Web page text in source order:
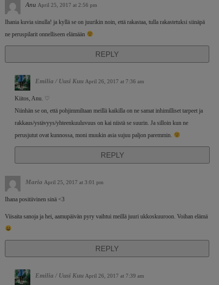
Anu April 25, 2017 at 2:56 pm
Ihania kuvia sinulla! ja kyllä se on juurikin noin, että rakastaa, tulla rakastetuksi siinäpä
ne peruspilarit onnelliseen elämään
REPLY
Emilia / Uusi Kuu April 26, 2017 at 7:36 am
Kiitos, Anu. ♡
Niinhän se on, että pohjimmiltaan meillä kaikilla on ne samat inhimilliset tarpeet ja
rakkaus/ystävyys/yhteenkuuluvuus on kai niistä se suurin. Ja silloin kun ne
perusjutut ovat kunnossa, moni muukin asia sujuu paljon paremmin.
REPLY
Maria April 25, 2017 at 3:01 pm
Ihana positiivinen sinä <3
Viisaita sanoja ja hei, aamupäivän pyry vaihtui meillä juuri ukkoskuuroon. Voihan elämä
REPLY
Emilia / Uusi Kuu April 26, 2017 at 7:39 am